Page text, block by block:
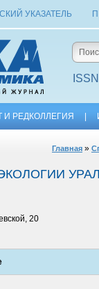
УКАЗАТЕЛЬ
РЕДКОЛЛЕГИЯ
Главная »
20